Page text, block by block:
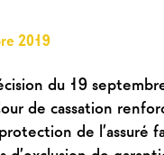
2019
du 19
de cassation
de l’assuré